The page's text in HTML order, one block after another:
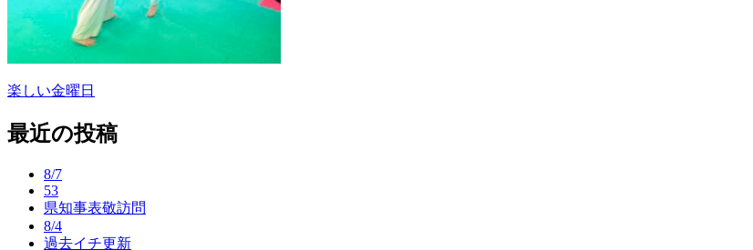
投
稿
楽しい金曜日
最近の投稿
8/7
53
県知事表敬訪問
8/4
過去イチ更新